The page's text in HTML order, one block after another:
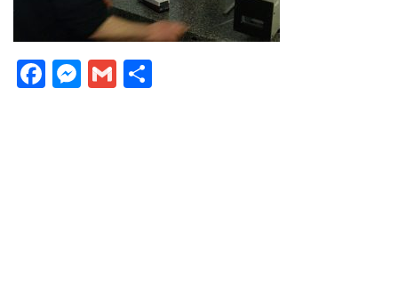
Facebook
Messenger
Gmail